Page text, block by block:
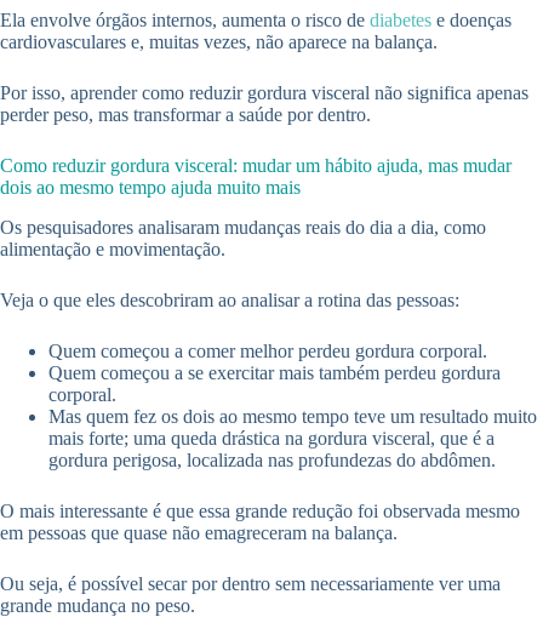
Ela envolve órgãos internos, aumenta o risco de diabetes e doenças
cardiovasculares e, muitas vezes, não aparece na balança.
Por isso, aprender como reduzir gordura visceral não significa apenas
perder peso, mas transformar a saúde por dentro.
Como reduzir gordura visceral: mudar um hábito ajuda, mas mudar
dois ao mesmo tempo ajuda muito mais
Os pesquisadores analisaram mudanças reais do dia a dia, como
alimentação e movimentação.
Veja o que eles descobriram ao analisar a rotina das pessoas:
Quem começou a comer melhor perdeu gordura corporal.
Quem começou a se exercitar mais também perdeu gordura
corporal.
Mas quem fez os dois ao mesmo tempo teve um resultado muito
mais forte; uma queda drástica na gordura visceral, que é a
gordura perigosa, localizada nas profundezas do abdômen.
O mais interessante é que essa grande redução foi observada mesmo
em pessoas que quase não emagreceram na balança.
Ou seja, é possível secar por dentro sem necessariamente ver uma
grande mudança no peso.